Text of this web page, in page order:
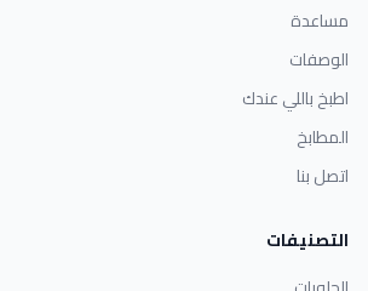
مساعدة
الوصفات
اطبخ باللي عندك
المطابخ
اتصل بنا
التصنيفات